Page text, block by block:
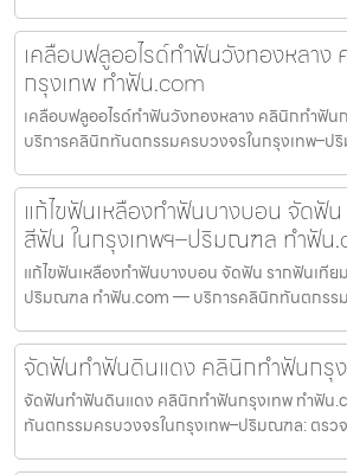
เคลือบฟลูออไรด์ทำฟันวังทองหลาง
กรุงเทพ ทำฟัน.com
เคลือบฟลูออไรด์ทำฟันวังทองหลาง คลินิกทำฟั
บริการคลินิกทันตกรรมครบวงจรในกรุงเทพ–ป
แก้ไขฟันเหลืองทำฟันบางบอน จัดฟั
สีฟัน ในกรุงเทพฯ–ปริมณฑล ทำฟัน
แก้ไขฟันเหลืองทำฟันบางบอน จัดฟัน รากฟันเที
ปริมณฑล ทำฟัน.com — บริการคลินิกทันตกรรม
จัดฟันทำฟันดินแดง คลินิกทำฟันกรุ
จัดฟันทำฟันดินแดง คลินิกทำฟันกรุงเทพ ทำฟัน
ทันตกรรมครบวงจรในกรุงเทพ–ปริมณฑล: ตรว